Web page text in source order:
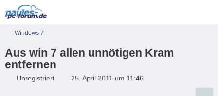
Windows 7
Aus win 7 allen unnötigen Kram
entfernen
Unregistriert 25. April 2011 um 11:46